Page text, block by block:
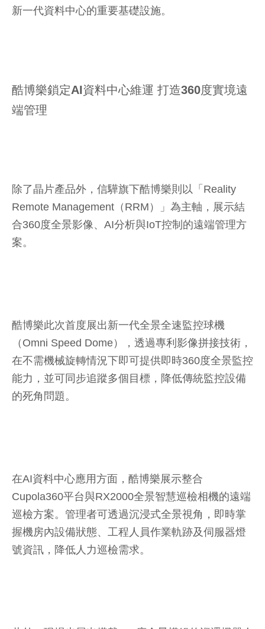
新一代資料中心的重要基礎設施。
酷博樂鎖定AI資料中心維運 打造360度實境遠
端管理
除了晶片產品外，信驊旗下酷博樂則以「Reality
Remote Management（RRM）」為主軸，展示結
合360度全景影像、AI分析與IoT控制的遠端管理方
案。
酷博樂此次首度展出新一代全景全速監控球機
（Omni Speed Dome），透過專利影像拼接技術，
在不需機械旋轉情況下即可提供即時360度全景監控
能力，並可同步追蹤多個目標，降低傳統監控設備
的死角問題。
在AI資料中心應用方面，酷博樂展示整合
Cupola360平台與RX2000全景智慧巡檢相機的遠端
巡檢方案。管理者可透過沉浸式全景視角，即時掌
握機房內設備狀態、工程人員作業軌跡及伺服器燈
號資訊，降低人力巡檢需求。